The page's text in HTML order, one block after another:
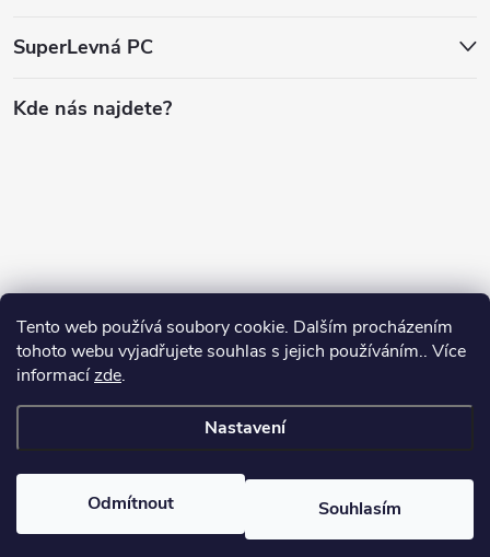
Tento web používá soubory cookie. Dalším procházením
tohoto webu vyjadřujete souhlas s jejich používáním.. Více
informacízde.
Nastavení
Odmítnout Souhlasím
SuperLevná PC
Kde nás najdete?
SuperLevnaPC. Všechna práva vyhrazena.